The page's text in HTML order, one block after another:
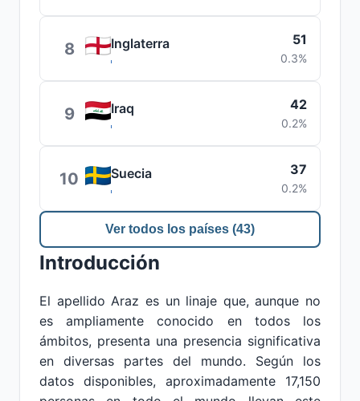
8 Inglaterra 51
0.3%
9 Iraq 42
0.2%
10 Suecia 37
0.2%
Ver todos los países (43)
Introducción
El apellido Araz es un linaje que, aunque no
es ampliamente conocido en todos los
ámbitos, presenta una presencia significativa
en diversas partes del mundo. Según los
datos disponibles, aproximadamente 17,150